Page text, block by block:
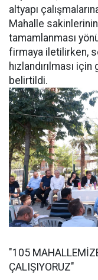
altyapı
Mahalle
tamamlanması
firmaya iletilirken,
hızlandırılması
belirtildi.
"105
ÇALIŞIYORUZ"